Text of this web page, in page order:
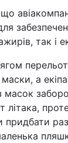
так і
маски, а
літака,